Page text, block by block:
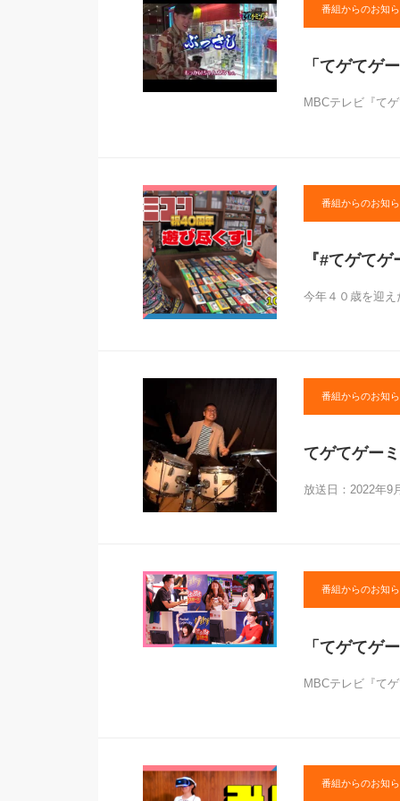
番組からのお知
「てゲてゲ
MBCテレビ『て
番組からのお知
『#てゲて
今年４０歳を迎
番組からのお知
てゲてゲー
放送日：2022年9
番組からのお知
「てゲてゲ
MBCテレビ『て
番組からのお知